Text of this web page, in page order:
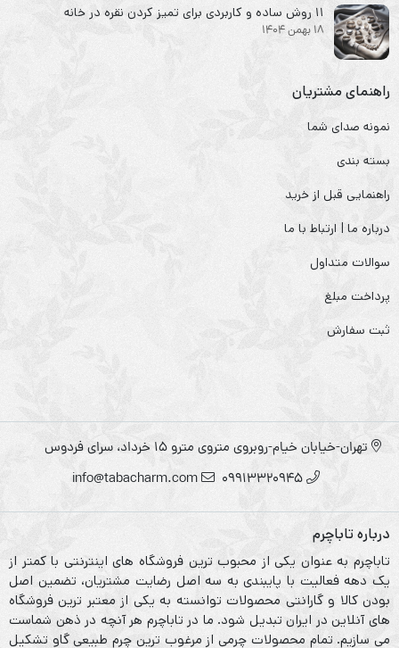
۱۱ روش ساده و کاربردی برای تمیز کردن نقره در خانه
18 بهمن 1404
راهنمای مشتریان
نمونه صدای شما
بسته بندی
راهنمایی قبل از خرید
درباره ما | ارتباط با ما
سوالات متداول
پرداخت مبلغ
ثبت سفارش
تهران-خیابان خیام-روبروی متروی مترو ۱۵ خرداد، سرای فردوس
09913320945
info@tabacharm.com
درباره تاباچرم
تاباچرم به عنوان یکی از محبوب ترین فروشگاه های اینترنتی با کمتر از
یک دهه فعالیت با پایبندی به سه اصل رضایت مشتریان، تضمین اصل
بودن کالا و گارانتی محصولات توانسته به یکی از معتبر ترین فروشگاه
های آنلاین در ایران تبدیل شود. ما در تاباچرم هر آنچه در ذهن شماست
می سازیم. تمام محصولات چرمی از مرغوب ترین چرم طبیعی گاو تشکیل